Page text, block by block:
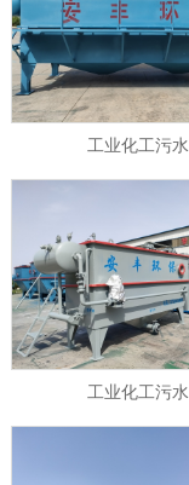
工业化工污水
工业化工污水